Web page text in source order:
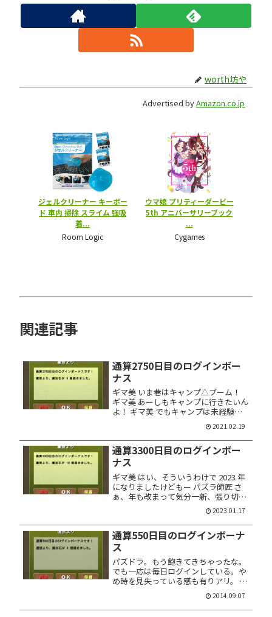
worth坊や
Advertised byAmazon.co.jp
関連記事
通算2750日目のログインボー
ナス
ギマ美 いま巷はキャンプ△ブーム！
ギマ美 あーしもキャンプに行きたいん
よ！ ギマ美 でもキャンプは未経験な
んだよぅ～ ギマ美 なので、本日はベ
テラン・キャンパーさんにお越しいた
だいて、いろいろ教わろうと思いま
す！ ギマ美 それではスペシャ...
2021.02.19
通算3300日目のログインボー
ナス
ギマ美 はい、そういうわけで 2023 年
になりましたけどもー パズラ師匠 さ
ぁ、年も改まって気分一新、張り切っ
ていくでー！ ギマ美 …… ギマ美 ……
は？ パズラ師匠 もー、新年早々イジ
ワルせんといてやー ギマ美 ペッ！ パ
ズラ師匠 それ...
2023.01.17
通算550日目のログインボーナ
ス
パズドラ。もう飽きてきちゃったな。
でも一応は毎日ログインしている。や
め時を見失っている感も有りアリ。 今
日は通算 550日目のログインボーナス
という事で魔法石を 5個もらったー
よ。でもありがたみが麻痺してきた。
2014.09.07